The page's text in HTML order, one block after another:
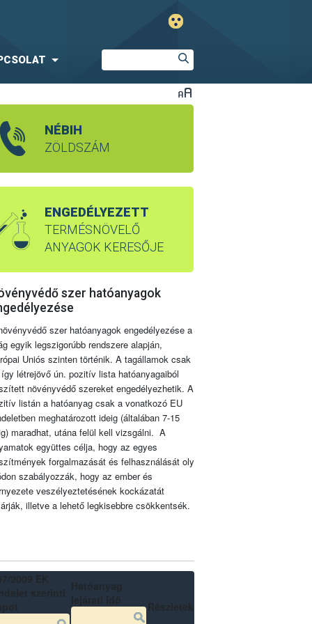
NÉBIH
ZÖLDSZÁM
ENGEDÉLYEZETT
TERMÉSNÖVELŐ
ANYAGOK KERESŐJE
szer hatóanyagok
szer hatóanyagok engedélyezése a
egyik legszigorúbb rendszere alapján,
Uniós szinten történik. A tagállamok csak
létrejövő ún. pozitív lista hatóanyagaiból
növényvédő szereket engedélyezhetik. A
listán a hatóanyag csak a vonatkozó EU
meghatározott ideig (általában 7-15
maradhat, utána felül kell vizsgálni. A
együttes célja, hogy az egyes
forgalmazását és felhasználását oly
szabályozzák, hogy az ember és
veszélyeztetésének kockázatát
illetve a lehető legkisebbre csökkentsék.